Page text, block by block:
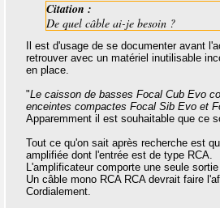
Citation :
De quel câble ai-je besoin ?
Il est d'usage de se documenter avant
retrouver avec un matériel inutilisable
en place.
"Le caisson de basses Focal Cub Evo
enceintes compactes Focal Sib Evo et
Apparemment il est souhaitable que ce
Tout ce qu'on sait après recherche est
amplifiée dont l'entrée est de type RCA.
L'amplificateur comporte une seule
Un câble mono RCA RCA devrait faire
Cordialement.